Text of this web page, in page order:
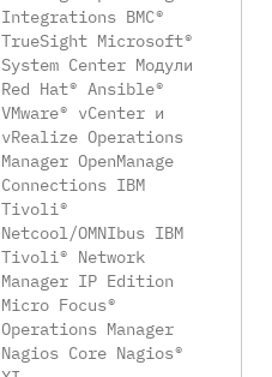
Integrations BMC®
TrueSight Microsoft®
System Center Модули
Red Hat® Ansible®
VMware® vCenter и
vRealize Operations
Manager OpenManage
Connections IBM
Tivoli®
Netcool/OMNIbus IBM
Tivoli® Network
Manager IP Edition
Micro Focus®
Operations Manager
Nagios Core Nagios®